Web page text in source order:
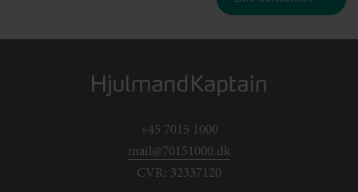
+45 7015 1000
mail@70151000.dk
CVR: 32337120